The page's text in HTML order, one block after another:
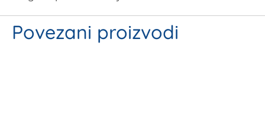
Povezani proizvodi